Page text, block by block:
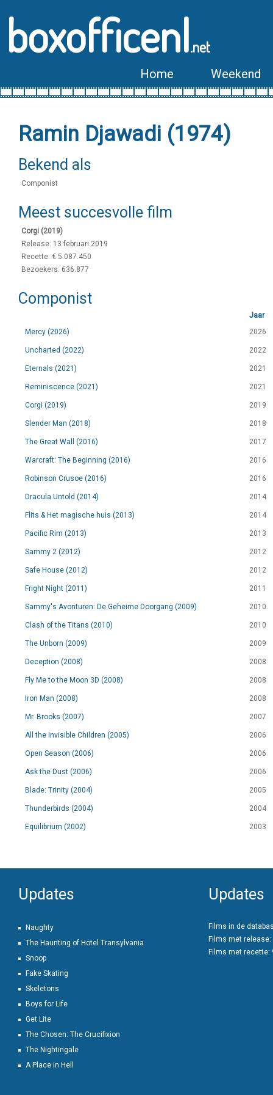
boxofficenl.net
Home Weekend
Ramin Djawadi (1974)
Bekend als
Componist
Meest succesvolle film
Corgi (2019)
Release: 13 februari 2019
Recette: € 5.087.450
Bezoekers: 636.877
Componist
Jaar
Mercy (2026)
2026
Uncharted (2022) 2022
Eternals (2021) 2021
Reminiscence (2021) 2021
Corgi (2019) 2019
Slender Man (2018) 2018
The Great Wall (2016) 2017
Warcraft: The Beginning (2016) 2016
Robinson Crusoe (2016) 2016
Dracula Untold (2014) 2014
Flits & Het magische huis (2013) 2014
Pacific Rim (2013) 2013
Sammy 2 (2012) 2012
Safe House (2012) 2012
Fright Night (2011) 2011
Sammy's Avonturen: De Geheime Doorgang (2009) 2010
Clash of the Titans (2010) 2010
The Unborn (2009) 2009
Deception (2008) 2008
Fly Me to the Moon 3D (2008) 2008
Iron Man (2008) 2008
Mr. Brooks (2007) 2007
All the Invisible Children (2005) 2006
Open Season (2006) 2006
Ask the Dust (2006) 2006
Blade: Trinity (2004) 2005
Thunderbirds (2004) 2004
Equilibrium (2002) 2003
Updates
Naughty
The Haunting of Hotel Transylvania
Snoop
Fake Skating
Skeletons
Boys for Life
Get Lite
The Chosen: The Crucifixion
The Nightingale
A Place in Hell
Updates
Films in de
Films met release:
Films met recette: